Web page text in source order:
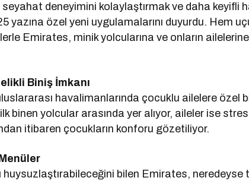
deneyimini kolaylaştırmak ve daha keyifli
yazına özel yeni uygulamalarını duyurdu. Hem
Emirates, minik yolcularına ve onların
Biniş İmkanı
havalimanlarında çocuklu ailelere özel
binen yolcular arasında yer alıyor, aileler ise
itibaren çocukların konforu gözetiliyor.
huysuzlaştırabileceğini bilen Emirates,